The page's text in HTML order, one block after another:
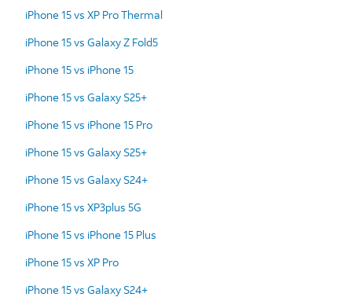
iPhone 15 vs XP Pro Thermal
iPhone 15 vs Galaxy Z Fold5
iPhone 15 vs iPhone 15
iPhone 15 vs Galaxy S25+
iPhone 15 vs iPhone 15 Pro
iPhone 15 vs Galaxy S25+
iPhone 15 vs Galaxy S24+
iPhone 15 vs XP3plus 5G
iPhone 15 vs iPhone 15 Plus
iPhone 15 vs XP Pro
iPhone 15 vs Galaxy S24+